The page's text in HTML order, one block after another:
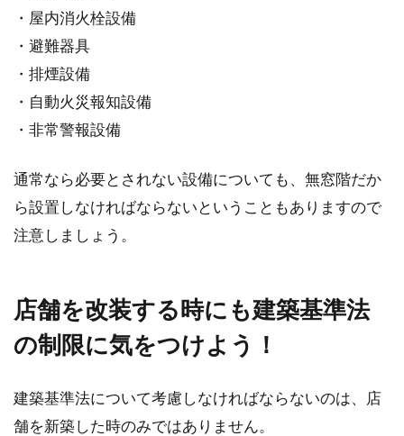
・屋内消火栓設備
・避難器具
・排煙設備
・自動火災報知設備
・非常警報設備
通常なら必要とされない設備についても、無窓階だか
ら設置しなければならないということもありますので
注意しましょう。
店舗を改装する時にも建築基準法
の制限に気をつけよう！
建築基準法について考慮しなければならないのは、店
舗を新築した時のみではありません。